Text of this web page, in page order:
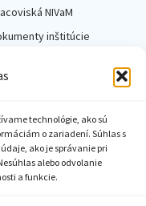
technológie, ako sú
o zariadení. Súhlas s
ako je správanie pri
alebo odvolanie
a funkcie.
NIVaM
inštitúcie